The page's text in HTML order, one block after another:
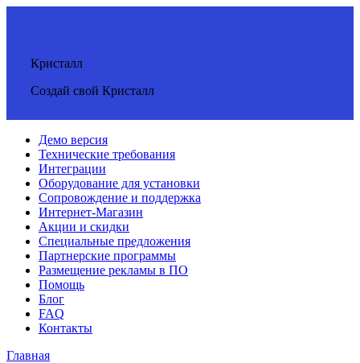
Кристалл
Создай свой Кристалл
Демо версия
Технические требования
Интеграции
Оборудование для установки
Сопровождение и поддержка
Интернет-Магазин
Акции и скидки
Специальные предложения
Партнерские программы
Размещение рекламы в ПО
Помощь
Блог
FAQ
Контакты
Главная